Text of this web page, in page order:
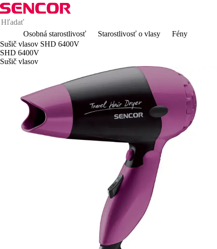
Osobná starostlivosť Starostlivosť o vlasy
Fény
Sušič vlasov SHD 6400V
SHD 6400V
Sušič vlasov